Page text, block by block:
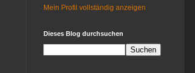
Mein Profil vollständig anzeigen
Dieses Blog durchsuchen